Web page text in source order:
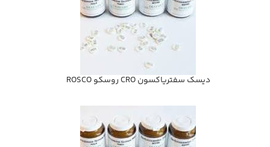
ديسك سفترياكسون CRO روسكو ROSCO